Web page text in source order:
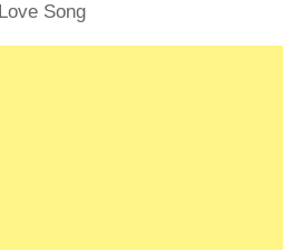
Song